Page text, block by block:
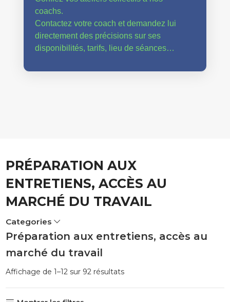
coachs.
Contactez votre coach et demandez lui
directement des précisions sur ses
disponibilités, tarifs, lieu de séances…
PRÉPARATION AUX
ENTRETIENS, ACCÈS AU
MARCHÉ DU TRAVAIL
Categories
Préparation aux entretiens, accès au
marché du travail
Affichage de 1–12 sur 92 résultatsTrié